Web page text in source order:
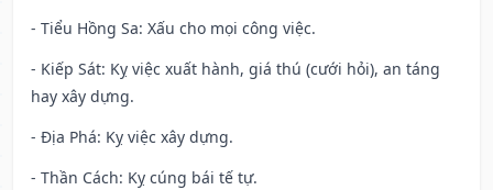
- Tiểu Hồng Sa: Xấu cho mọi công việc.
- Kiếp Sát: Kỵ việc xuất hành, giá thú (cưới hỏi), an táng
hay xây dựng.
- Địa Phá: Kỵ việc xây dựng.
- Thần Cách: Kỵ cúng bái tế tự.